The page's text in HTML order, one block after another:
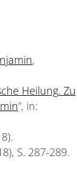
,
Heilung. Zu
“, in:
S. 287-289.